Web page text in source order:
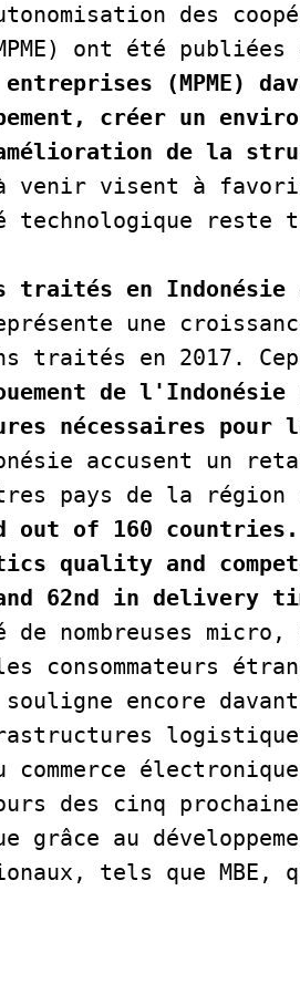
des
ont été publiées
(MPME)
créer un
de la
à venir visent à
technologique reste
traités en Indonésie
une
traités en 2017.
de
nécessaires pour
accusent un
pays de la
out of 160 countries.
quality and
de nombreuses
consommateurs
encore
des cinq
au
tels que MBE,